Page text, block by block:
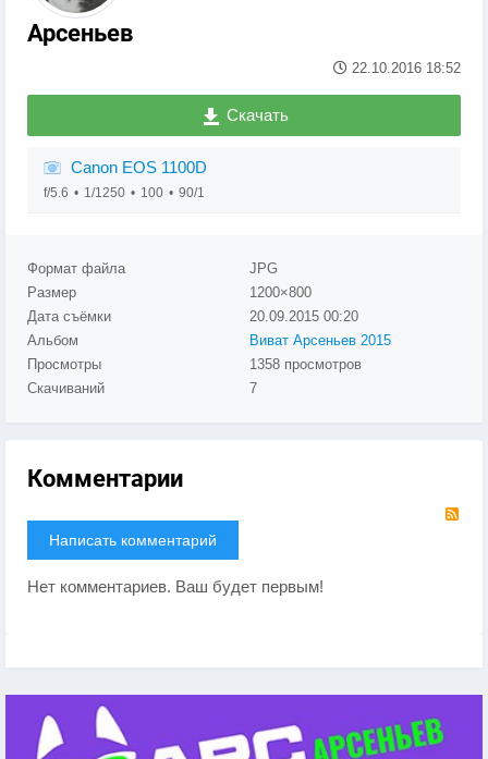
Арсеньев
22.10.2016 18:52
Скачать
Canon EOS 1100D
f/5.6 1/1250 100 90/1
Формат файла
JPG
Размер
1200×800
Дата съёмки
20.09.2015 00:20
Альбом
Виват Арсеньев 2015
Просмотры
1358 просмотров
Скачиваний
7
Комментарии
Написать комментарий
Нет комментариев. Ваш будет первым!